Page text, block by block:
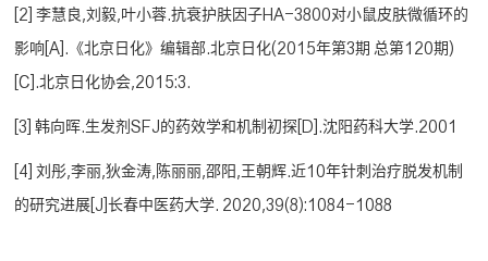
[2] 李慧良,刘毅,叶小蓉.抗衰护肤因子HA-3800对小鼠皮肤微循环的
影响[A].《北京日化》编辑部.北京日化(2015年第3期 总第120期)
[C].北京日化协会,2015:3.
[3] 韩向晖.生发剂SFJ的药效学和机制初探[D].沈阳药科大学.2001
[4] 刘彤,李丽,狄金涛,陈丽丽,邵阳,王朝辉.近10年针刺治疗脱发机制
的研究进展[J]长春中医药大学. 2020,39(8):1084-1088